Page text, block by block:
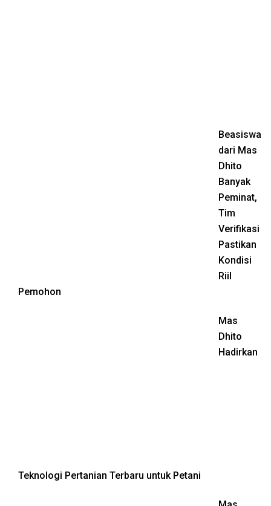
Beasiswa
dari Mas
Dhito
Banyak
Peminat,
Tim
Verifikasi
Pastikan
Kondisi
Riil
Pemohon
Mas
Dhito
Hadirkan
Teknologi Pertanian Terbaru untuk Petani